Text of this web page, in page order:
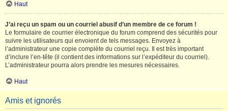
Haut
J’ai reçu un spam ou un courriel abusif d’un membre de ce forum !
Le formulaire de courrier électronique du forum comprend des sécurités pour
suivre les utilisateurs qui envoient de tels messages. Envoyez à
l’administrateur une copie complète du courriel reçu. Il est très important
d’inclure l’en-tête (il contient des informations sur l’expéditeur du courriel).
L’administrateur pourra alors prendre les mesures nécessaires.
Haut
Amis et ignorés